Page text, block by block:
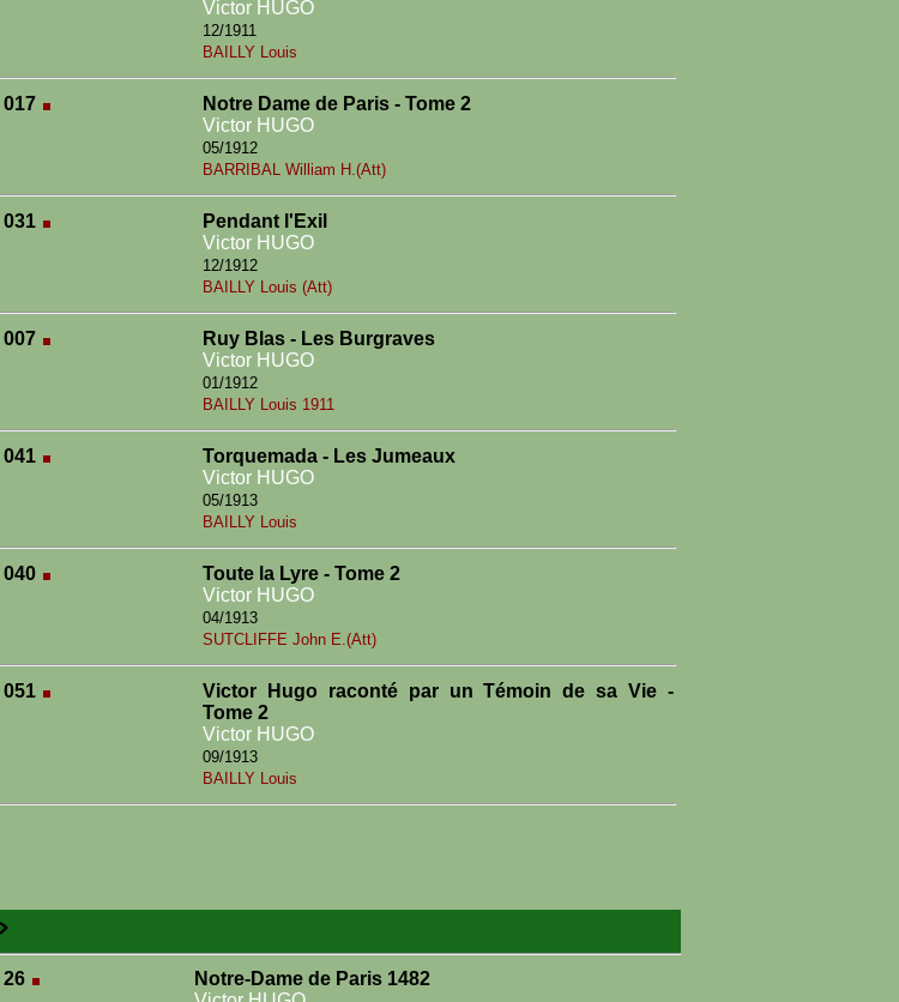
Victor HUGO
12/1911
BAILLY Louis
017
Notre Dame de Paris - Tome 2
Victor HUGO
05/1912
BARRIBAL William H.(Att)
031
Pendant l'Exil
Victor HUGO
12/1912
BAILLY Louis (Att)
007
Ruy Blas - Les Burgraves
Victor HUGO
01/1912
BAILLY Louis 1911
041
Torquemada - Les Jumeaux
Victor HUGO
05/1913
BAILLY Louis
040
Toute la Lyre - Tome 2
Victor HUGO
04/1913
SUTCLIFFE John E.(Att)
051
Victor Hugo raconté par un Témoin de sa Vie -
Tome 2
Victor HUGO
09/1913
BAILLY Louis
26
Notre-Dame de Paris 1482